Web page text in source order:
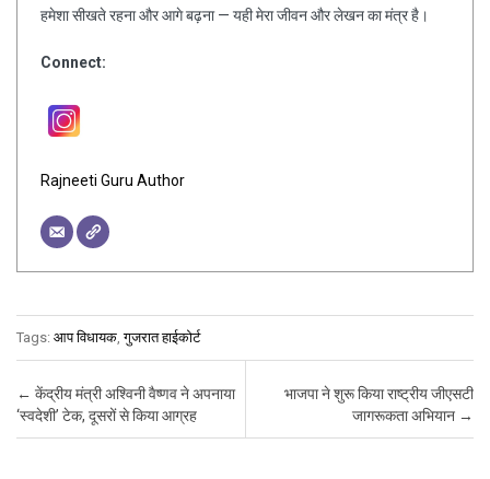
हमेशा सीखते रहना और आगे बढ़ना — यही मेरा जीवन और लेखन का मंत्र है।
Connect:
Rajneeti Guru Author
Tags: आप विधायक ,गुजरात हाईकोर्ट
Post navigation
← केंद्रीय मंत्री अश्विनी वैष्णव ने अपनाया
‘स्वदेशी’ टेक, दूसरों से किया आग्रह
भाजपा ने शुरू किया राष्ट्रीय जीएसटी
जागरूकता अभियान →